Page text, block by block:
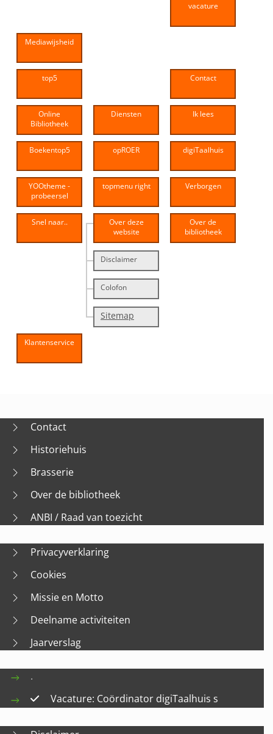
vacature
Mediawijsheid
top5 Contact
Online
Bibliotheek
Diensten Ik lees
Boekentop5 opROER digiTaalhuis
YOOtheme -
probeersel
topmenu right Verborgen
Snel naar..
Over deze
website
Disclaimer
Colofon
Sitemap
Over de
bibliotheek
Klantenservice
Contact
Historiehuis
Brasserie
Over de bibliotheek
ANBI / Raad van toezicht
Privacyverklaring
Cookies
Missie en Motto
Deelname activiteiten
Jaarverslag
.
Vacature: Coördinator digiTaalhuis s